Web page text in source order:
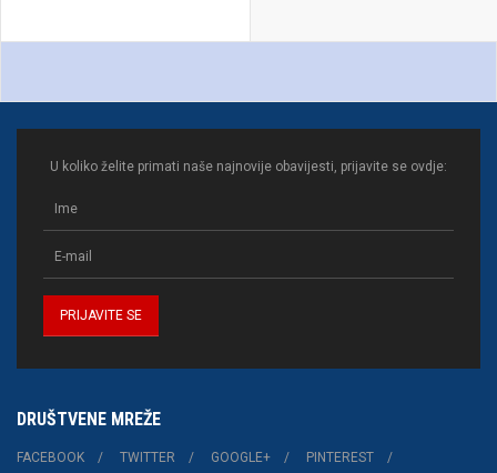
U koliko želite primati naše najnovije obavijesti, prijavite se ovdje:
DRUŠTVENE MREŽE
FACEBOOK TWITTER GOOGLE+ PINTEREST